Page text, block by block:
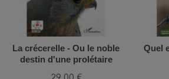
La crécerelle - Ou le noble
destin d'une prolétaire
Quel